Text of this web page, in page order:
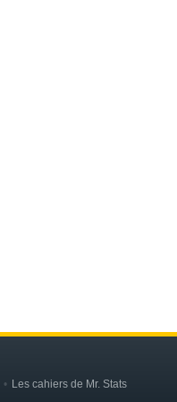
Les cahiers de Mr. Stats